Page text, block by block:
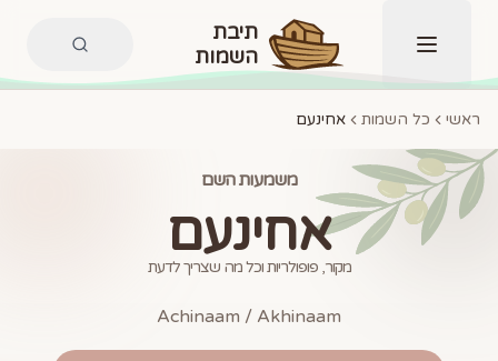
תפריט
תיבת
השמות
ראשי כל השמות אחינעם
משמעות השם
אחינעם
מקור, פופולריות וכל מה שצריך לדעת
Achinaam / Akhinaam